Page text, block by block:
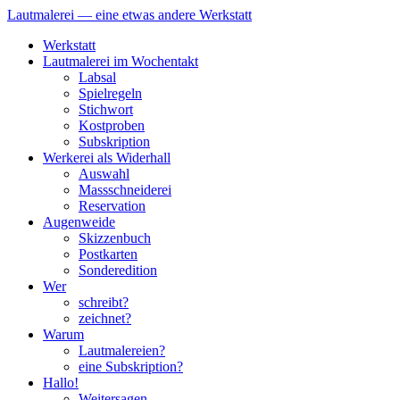
Lautmalerei — eine etwas andere Werkstatt
Zum
Inhalt
Werkstatt
Lautmalerei im Wochentakt
Labsal
Spielregeln
Stichwort
Kostproben
Subskription
Werkerei als Widerhall
Auswahl
Massschneiderei
Reservation
Augenweide
Skizzenbuch
Postkarten
Sonderedition
Wer
schreibt?
zeichnet?
Warum
Lautmalereien?
eine Subskription?
Hallo!